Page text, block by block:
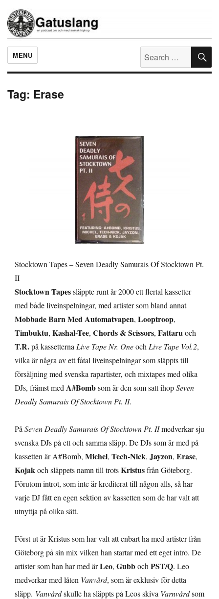
Gatuslang
MENU
Search
for:
Tag: Erase
Stocktown Tapes – Seven Deadly Samurais Of Stocktown Pt.
II
Stocktown Tapessläppte runt år 2000 ett flertal kassetter
med både liveinspelningar, med artister som bland annat
Mobbade Barn Med Automatvapen, Looptroop,
Timbuktu, Kashal-Tee, Chords & Scissors, Fattaru och
T.R.på kassetterna Live Tape Nr. Oneoch Live Tape Vol.2,
vilka är några av ett fåtal liveinspelningar som släppts till
försäljning med svenska rapartister, och mixtapes med olika
DJs, främst med A#Bombsom är den som satt ihopSeven
Deadly Samurais Of Stocktown Pt. II.
På Seven Deadly Samurais Of Stocktown Pt. IImedverkar sju
svenska DJs på ett och samma släpp. De DJs som är med på
kassetten är A#Bomb, Michel, Tech-Nick, Jayzon, Erase,
Kojak och släppets namn till trotsKristusfrån Göteborg.
Förutom introt, som inte är krediterat till någon alls, så har
varje DJ fått en egen sektion av kassetten som de har valt att
utnyttja på olika sätt.
Först ut är Kristus som har valt att enbart ha med artister från
Göteborg på sin mix vilken han startar med ett eget intro. De
artister som han har med ärLeo, Gubboch PST/Q. Leo
medverkar med låten Vanvård, som är exklusiv för detta
släpp. Vanvårdskulle ha släppts på Leos skiva Varnvårdsom